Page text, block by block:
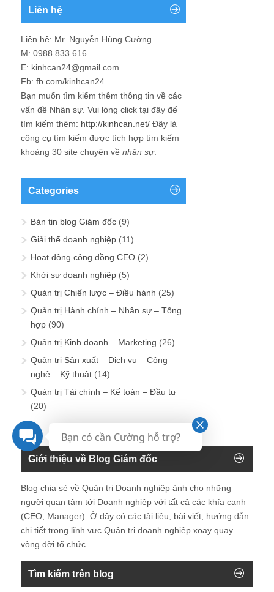
Liên hệ
Liên hệ: Mr. Nguyễn Hùng Cường
M: 0988 833 616
E: kinhcan24@gmail.com
Fb: fb.com/kinhcan24
Bạn muốn tìm kiếm thêm thông tin về các
vấn đề Nhân sự . Vui lòng click tại đây để
tìm kiếm thêm: http://kinhcan.net/ Đây là
công cụ tìm kiếm được tích hợp tìm kiếm
khoảng 30 site chuyên về nhân sự.
Categories
Bản tin blog Giám đốc (9)
Giải thể doanh nghiệp (11)
Hoạt động cộng đồng CEO (2)
Khởi sự doanh nghiệp (5)
Quản trị Chiến lược – Điều hành (25)
Quản trị Hành chính – Nhân sự – Tổng
hợp (90)
Quản trị Kinh doanh – Marketing (26)
Quản trị Sản xuất – Dịch vụ – Công
nghệ – Kỹ thuật (14)
Quản trị Tài chính – Kế toán – Đầu tư
(20)
Giới thiệu về Blog Giám đốc
Blog chia sẻ về Quản trị Doanh nghiệp ành cho những
người quan tâm tới Doanh nghiệp với tất cả các khía cạnh
(CEO, Manager). Ở đây có các tài liệu, bài viết, hướng dẫn
chi tiết trong lĩnh vực Quản trị doanh nghiệp xoay quay
vòng đời tổ chức.
Tìm kiếm trên blog
Bạn có cần Cường hỗ trợ?